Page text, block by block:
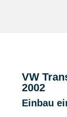
VW
2002
Einbau